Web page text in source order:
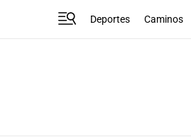
Deportes Caminos